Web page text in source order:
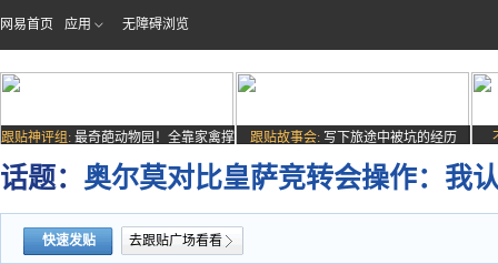
网易首页 应用 无障碍浏览
跟贴神评组: 最奇葩动物园！全靠家禽撑
场子
跟贴故事会: 写下旅途中被坑的经历
话题： 奥尔莫对比皇萨竞转会操作：我
快速发贴 去跟贴广场看看